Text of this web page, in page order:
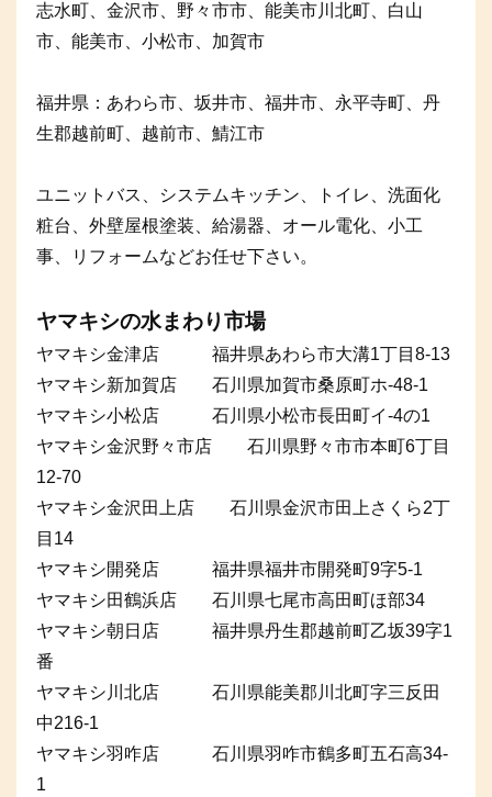
志水町、金沢市、野々市市、能美市川北町、白山
市、能美市、小松市、加賀市
福井県：あわら市、坂井市、福井市、永平寺町、丹
生郡越前町、越前市、鯖江市
ユニットバス、システムキッチン、トイレ、洗面化
粧台、外壁屋根塗装、給湯器、オール電化、小工
事、リフォームなどお任せ下さい。
ヤマキシの水まわり市場
ヤマキシ金津店 福井県あわら市大溝1丁目8-13
ヤマキシ新加賀店 石川県加賀市桑原町ホ-48-1
ヤマキシ小松店 石川県小松市長田町イ-4の1
ヤマキシ金沢野々市店 石川県野々市市本町6丁目
12-70
ヤマキシ金沢田上店 石川県金沢市田上さくら2丁
目14
ヤマキシ開発店 福井県福井市開発町9字5-1
ヤマキシ田鶴浜店 石川県七尾市高田町ほ部34
ヤマキシ朝日店 福井県丹生郡越前町乙坂39字1
番
ヤマキシ川北店 石川県能美郡川北町字三反田
中216-1
ヤマキシ羽咋店 石川県羽咋市鶴多町五石高34-
1